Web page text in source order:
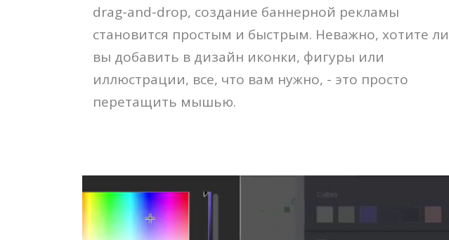
drag-and-drop, создание баннерной рекламы
становится простым и быстрым. Неважно, хотите ли
вы добавить в дизайн иконки, фигуры или
иллюстрации, все, что вам нужно, - это просто
перетащить мышью.